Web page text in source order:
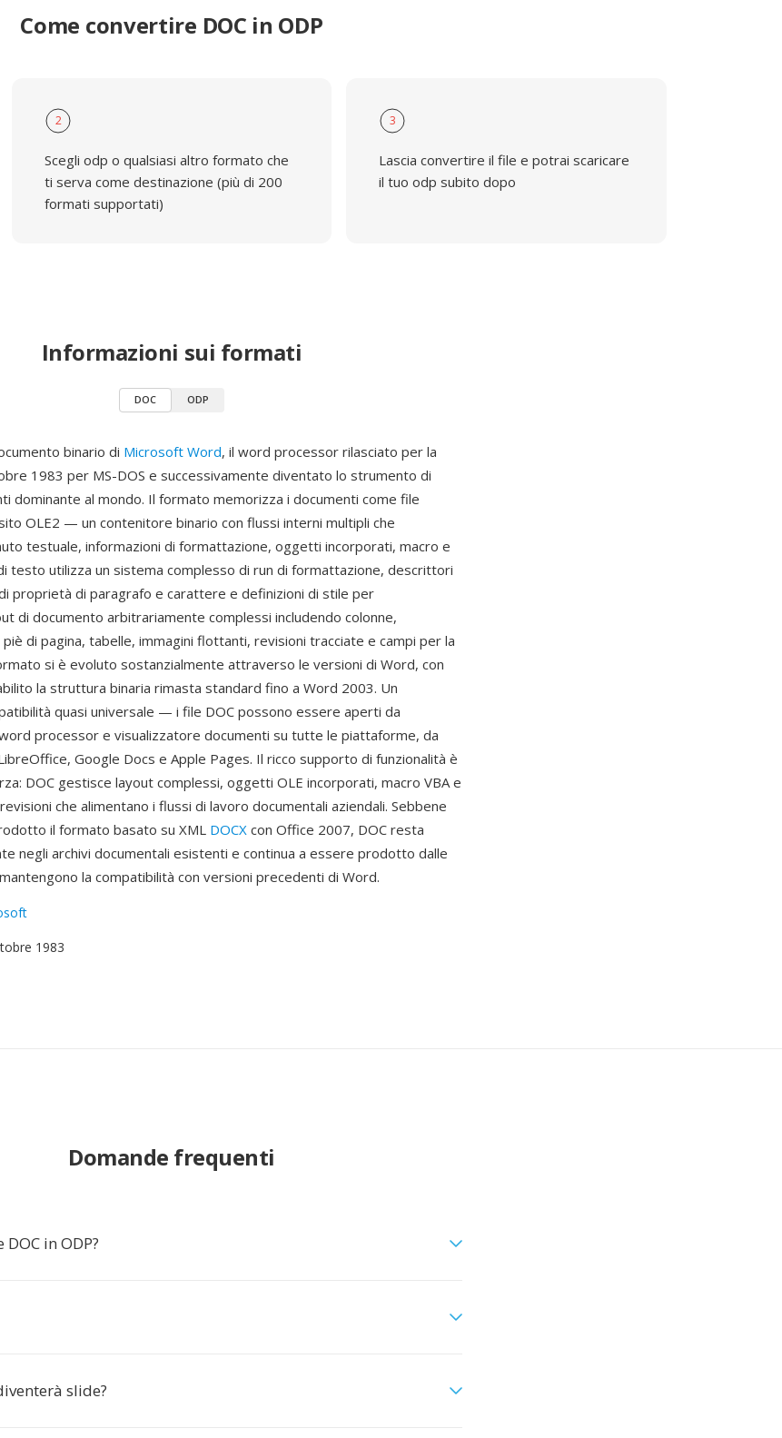
Come convertire DOC in ODP
2
Scegli odp o qualsiasi altro formato che
ti serva come destinazione (più di 200
formati supportati)
3
Lascia convertire il file e potrai scaricare
il tuo odp subito dopo
Informazioni sui formati
DOC ODP
binario di Microsoft Word, il word processor rilasciato per la
1983 per MS-DOS e successivamente diventato lo strumento di
dominante al mondo. Il formato memorizza i documenti come file
OLE2 — un contenitore binario con flussi interni multipli che
testuale, informazioni di formattazione, oggetti incorporati, macro e
testo utilizza un sistema complesso di run di formattazione, descrittori
proprietà di paragrafo e carattere e definizioni di stile per
di documento arbitrariamente complessi includendo colonne,
di pagina, tabelle, immagini flottanti, revisioni tracciate e campi per la
si è evoluto sostanzialmente attraverso le versioni di Word, con
la struttura binaria rimasta standard fino a Word 2003. Un
quasi universale — i file DOC possono essere aperti da
processor e visualizzatore documenti su tutte le piattaforme, da
Google Docs e Apple Pages. Il ricco supporto di funzionalità è
DOC gestisce layout complessi, oggetti OLE incorporati, macro VBA e
che alimentano i flussi di lavoro documentali aziendali. Sebbene
il formato basato su XML DOCX con Office 2007, DOC resta
negli archivi documentali esistenti e continua a essere prodotto dalle
la compatibilità con versioni precedenti di Word.
1983
Domande frequenti
in ODP?
slide?